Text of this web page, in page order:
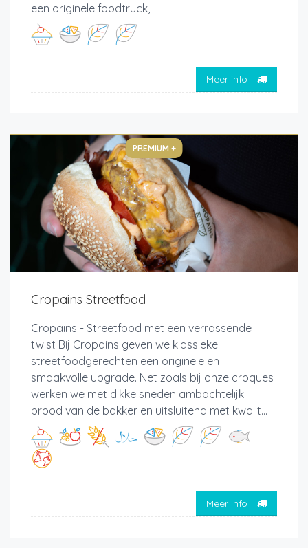
een originele foodtruck,...
Meer info
PREMIUM +
Cropains Streetfood
Cropains - Streetfood met een verrassende
twist Bij Cropains geven we klassieke
streetfoodgerechten een originele en
smaakvolle upgrade. Net zoals bij onze croques
werken we met dikke sneden ambachtelijk
brood van de bakker en uitsluitend met kwalit...
Meer info